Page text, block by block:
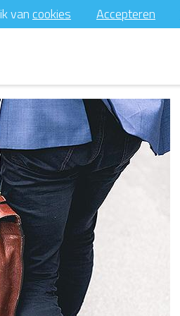
vancookies Accepteren